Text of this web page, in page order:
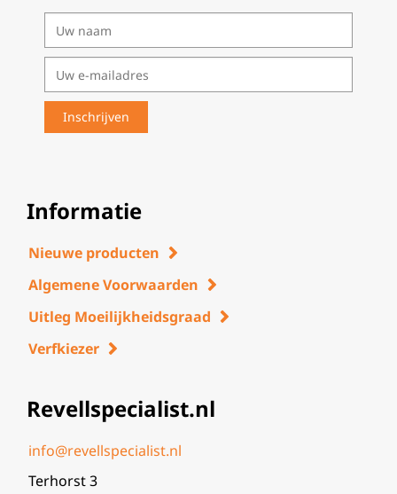
Informatie
Nieuwe producten
Algemene Voorwaarden
Uitleg Moeilijkheidsgraad
Verfkiezer
Revellspecialist.nl
info@revellspecialist.nl
Terhorst 3